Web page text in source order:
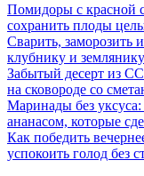
Помидоры с красной
сохранить плоды
Сварить, заморозить
клубнику и
Забытый десерт из
на сковороде со
Маринады без
ананасом, которые
Как победить
успокоить голод без